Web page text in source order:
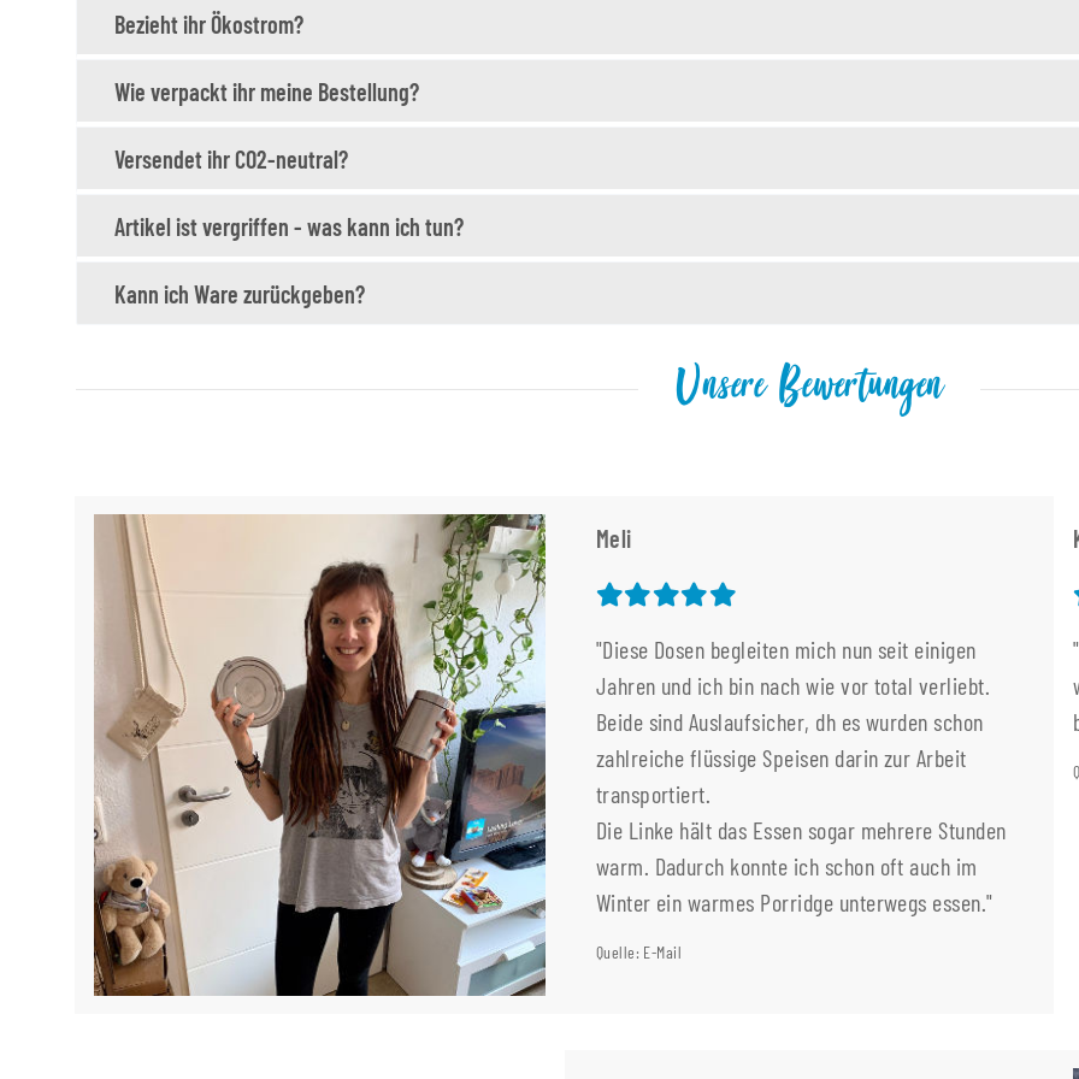
Bezieht ihr Ökostrom?
Wie verpackt ihr meine Bestellung?
Versendet ihr CO2-neutral?
Artikel ist vergriffen - was kann ich tun?
Kann ich Ware zurückgeben?
Unsere Bewertungen
Meli
"Diese Dosen begleiten mich nun seit einigen
Jahren und ich bin nach wie vor total verliebt.
Beide sind Auslaufsicher, dh es wurden schon
zahlreiche flüssige Speisen darin zur Arbeit
transportiert.
Die Linke hält das Essen sogar mehrere Stunden
warm. Dadurch konnte ich schon oft auch im
Winter ein warmes Porridge unterwegs essen."
Quelle: E-Mail